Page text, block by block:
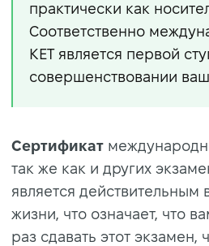
практически как
Соответственно
KET является первой
совершенствовании
Сертификат
так же как и других
является действительным
жизни, что означает, что
раз сдавать этот экзамен,